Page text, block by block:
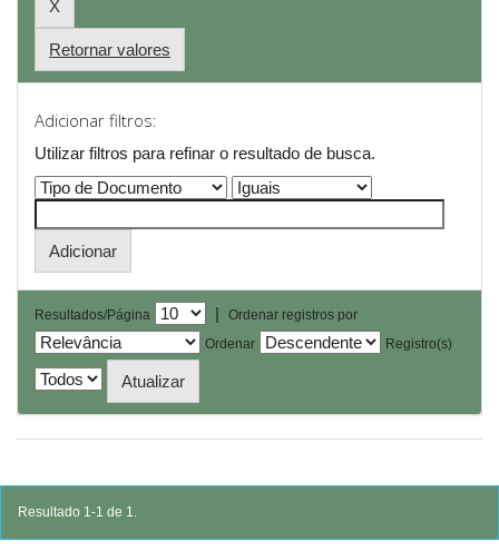
Retornar valores
Adicionar filtros:
Utilizar filtros para refinar o resultado de busca.
Resultados/Página |
Ordenar registros por
Ordenar
Registro(s)
Resultado 1-1 de 1.